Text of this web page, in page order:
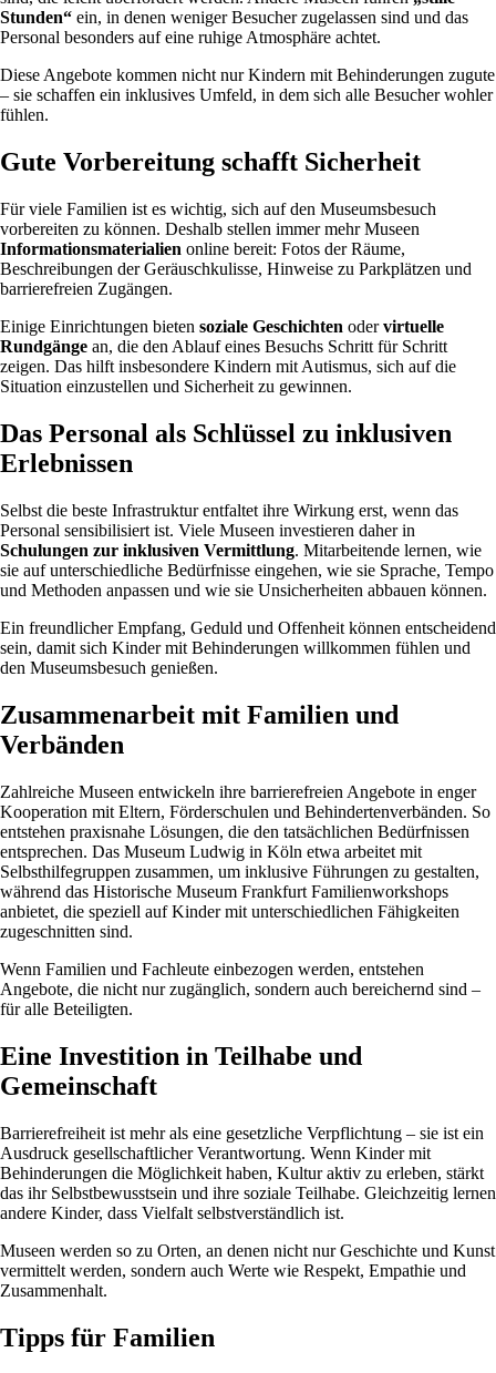
Stunden“ ein, in denen weniger Besucher zugelassen sind und das
Personal besonders auf eine ruhige Atmosphäre achtet.
Diese Angebote kommen nicht nur Kindern mit Behinderungen zugute
– sie schaffen ein inklusives Umfeld, in dem sich alle Besucher wohler
fühlen.
Gute Vorbereitung schafft Sicherheit
Für viele Familien ist es wichtig, sich auf den Museumsbesuch
vorbereiten zu können. Deshalb stellen immer mehr Museen
Informationsmaterialien online bereit: Fotos der Räume,
Beschreibungen der Geräuschkulisse, Hinweise zu Parkplätzen und
barrierefreien Zugängen.
Einige Einrichtungen bieten soziale Geschichten odervirtuelle
Rundgänge an, die den Ablauf eines Besuchs Schritt für Schritt
zeigen. Das hilft insbesondere Kindern mit Autismus, sich auf die
Situation einzustellen und Sicherheit zu gewinnen.
Das Personal als Schlüssel zu inklusiven
Erlebnissen
Selbst die beste Infrastruktur entfaltet ihre Wirkung erst, wenn das
Personal sensibilisiert ist. Viele Museen investieren daher in
Schulungen zur inklusiven Vermittlung. Mitarbeitende lernen, wie
sie auf unterschiedliche Bedürfnisse eingehen, wie sie Sprache, Tempo
und Methoden anpassen und wie sie Unsicherheiten abbauen können.
Ein freundlicher Empfang, Geduld und Offenheit können entscheidend
sein, damit sich Kinder mit Behinderungen willkommen fühlen und
den Museumsbesuch genießen.
Zusammenarbeit mit Familien und
Verbänden
Zahlreiche Museen entwickeln ihre barrierefreien Angebote in enger
Kooperation mit Eltern, Förderschulen und Behindertenverbänden. So
entstehen praxisnahe Lösungen, die den tatsächlichen Bedürfnissen
entsprechen. Das Museum Ludwig in Köln etwa arbeitet mit
Selbsthilfegruppen zusammen, um inklusive Führungen zu gestalten,
während das Historische Museum Frankfurt Familienworkshops
anbietet, die speziell auf Kinder mit unterschiedlichen Fähigkeiten
zugeschnitten sind.
Wenn Familien und Fachleute einbezogen werden, entstehen
Angebote, die nicht nur zugänglich, sondern auch bereichernd sind –
für alle Beteiligten.
Eine Investition in Teilhabe und
Gemeinschaft
Barrierefreiheit ist mehr als eine gesetzliche Verpflichtung – sie ist ein
Ausdruck gesellschaftlicher Verantwortung. Wenn Kinder mit
Behinderungen die Möglichkeit haben, Kultur aktiv zu erleben, stärkt
das ihr Selbstbewusstsein und ihre soziale Teilhabe. Gleichzeitig lernen
andere Kinder, dass Vielfalt selbstverständlich ist.
Museen werden so zu Orten, an denen nicht nur Geschichte und Kunst
vermittelt werden, sondern auch Werte wie Respekt, Empathie und
Zusammenhalt.
Tipps für Familien